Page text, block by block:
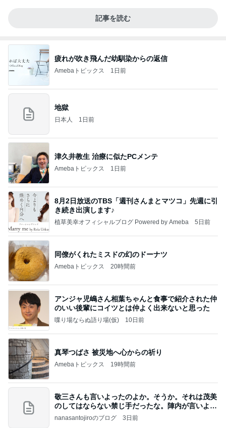
記事を読む
疲れが吹き飛んだ幼馴染からの返信
Amebaトピックス 1日前
地獄
日本人 1日前
津久井教生 治療に似たPCメンテ
Amebaトピックス 1日前
8月2日放送のTBS「週刊さんまとマツコ」先週に引
き続き出演します♪
植草美幸オフィシャルブログ Powered by Ameba 5日前
同僚がくれたミスドの幻のドーナツ
Amebaトピックス 20時間前
アンジャ児嶋さん相葉ちゃんと食事で紹介された仲
のいい後輩にコイツとは仲よく出来ないと思った
喋り場ならぬ語り場(仮) 10日前
真琴つばさ 被災地へ心からの祈り
Amebaトピックス 19時間前
敬三さんも言いよったのよか。そうか。それは茂美
のしてはならない禁じ手だったな。陣内が言いよる
のよ
nanasantojiroのブログ 3日前